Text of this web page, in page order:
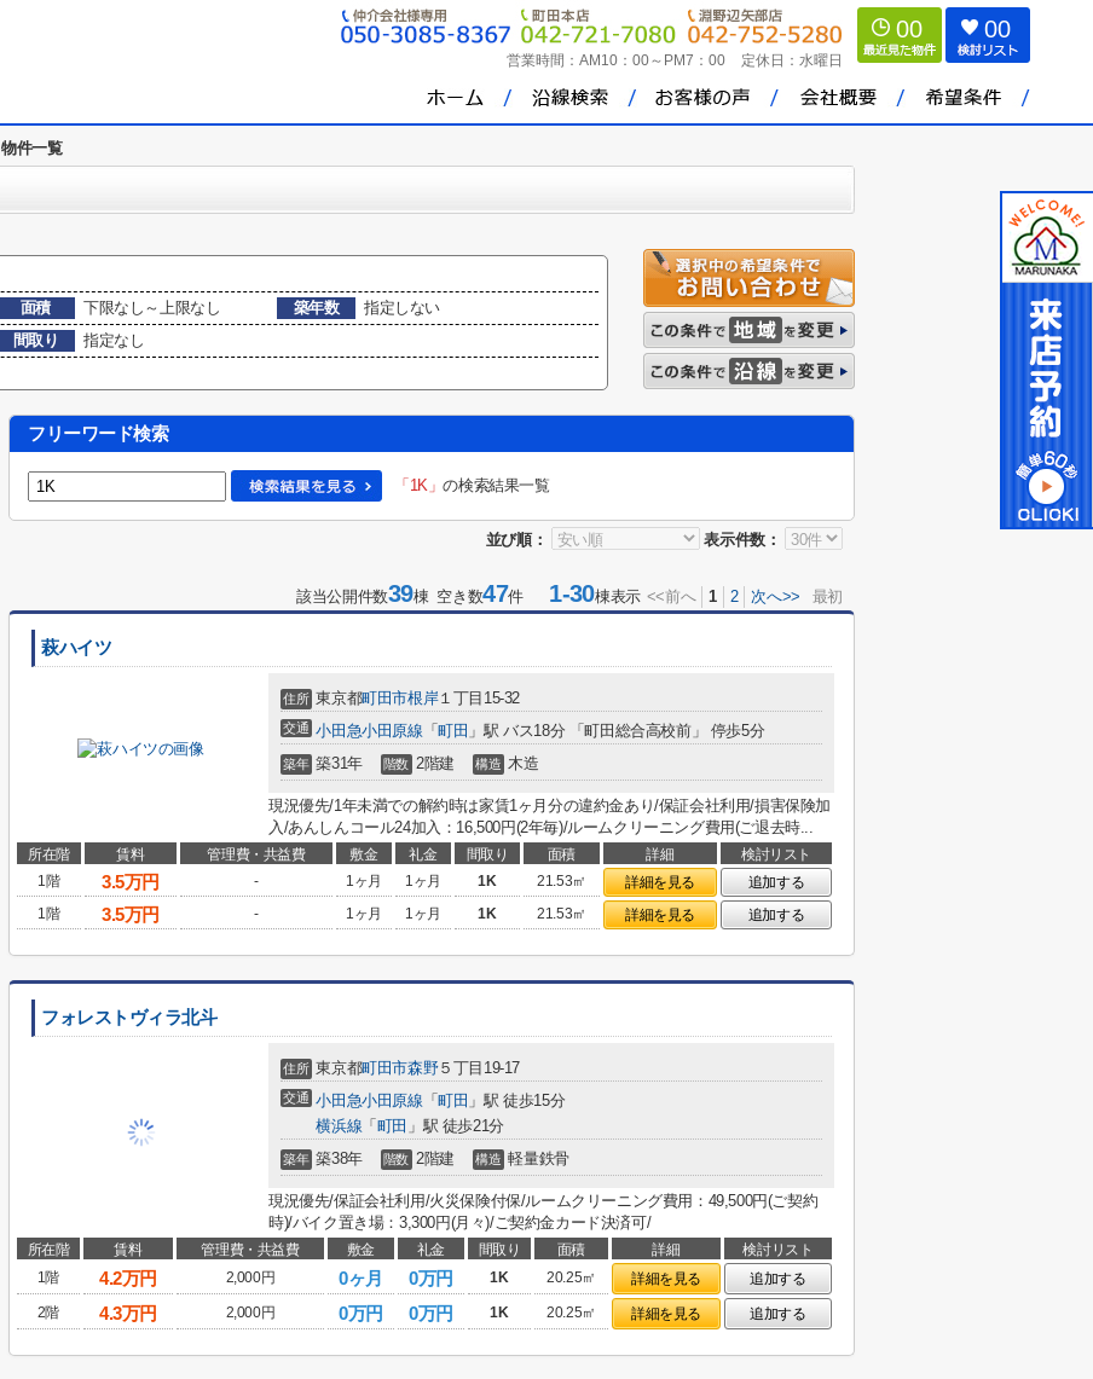
営業時間： AM10：00～PM7：00 定休日： 水曜日
00 00
物件一覧
面積 下限なし～上限なし 築年数
指定しない
間取り
指定なし
フリーワード検索
「1K」の検索結果一覧
並び順： 表示件数：
該当公開件数39棟 空き数47件1-30棟表示 <<前へ 1 2 次へ>> 最初
萩ハイツ
住所 東京都町田市根岸１丁目15-32
交通 小田急小田原線 「町田 」駅 バス18分 「町田総合高校前」 停歩5分
築年 築31年 階数 2階建 構造 木造
現況優先/1年未満での解約時は家賃1ヶ月分の違約金あり/保証会社利用/損害保険加
入/あんしんコール24加入：16,500円(2年毎)/ルームクリーニング費用(ご退去時...
所在階 賃料 管理費・共益費 敷金 礼金 間取り 面積 詳細
検討リスト
1階
3.5万円 - 1ヶ月 1ヶ月 1K 21.53㎡ 詳細を見る
追加する
1階
3.5万円 - 1ヶ月 1ヶ月 1K 21.53㎡ 詳細を見る 追加する
フォレストヴィラ北斗
住所 東京都町田市森野５丁目19-17
交通 小田急小田原線 「町田 」駅 徒歩15分
横浜線 「 町田 」駅 徒歩21分
築年 築38年 階数 2階建 構造 軽量鉄骨
現況優先/保証会社利用/火災保険付保/ルームクリーニング費用：49,500円(ご契約
時)/バイク置き場：3,300円(月々)/ご契約金カード決済可/
所在階 賃料 管理費・共益費 敷金 礼金 間取り 面積 詳細
検討リスト
1階
4.2万円 2,000円 0ヶ月 0万円 1K 20.25㎡ 詳細を見る
追加する
2階
4.3万円 2,000円 0万円 0万円 1K 20.25㎡ 詳細を見る 追加する